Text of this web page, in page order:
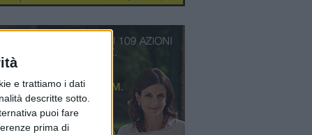
e trattiamo i dati
descritte sotto.
puoi fare
prima di